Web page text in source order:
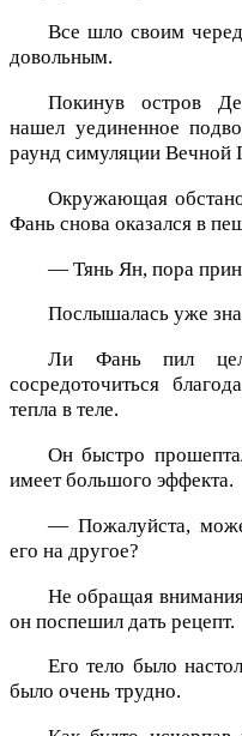
Все шло своим
довольным.
Покинув остров
нашел уединенное
раунд симуляции Вечной
Окружающая
Фань снова оказался в
— Тянь Ян, пора
Послышалась уже
Ли Фань пил
сосредоточиться
тепла в теле.
Он быстро
имеет большого эффекта.
— Пожалуйста,
его на другое?
Не обращая
он поспешил дать рецепт.
Его тело было
было очень трудно.